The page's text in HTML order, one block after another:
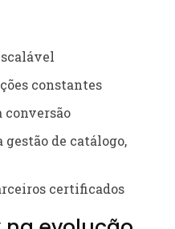
constantes
conversão
gestão de catálogo,
certificados